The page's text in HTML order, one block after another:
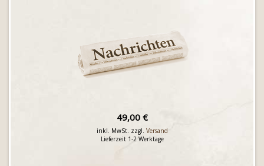
49,00 €
inkl. MwSt. zzgl. Versand
Lieferzeit 1-2 Werktage